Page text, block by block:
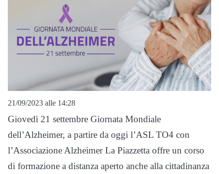
21/09/2023 alle 14:28
Giovedì 21 settembre Giornata Mondiale
dell’Alzheimer, a partire da oggi l’ASL TO4 con
l’Associazione Alzheimer La Piazzetta offre un corso
di formazione a distanza aperto anche alla cittadinanza